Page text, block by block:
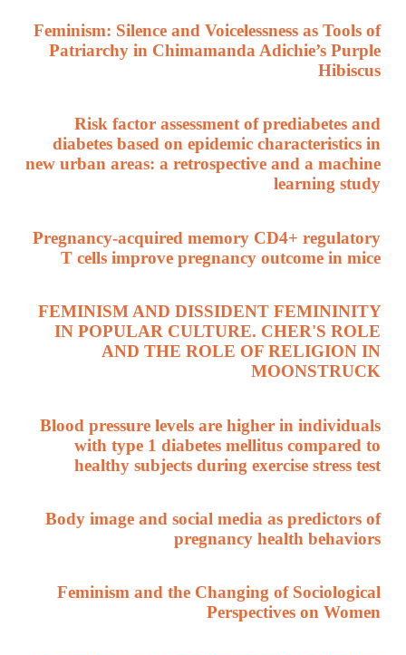
Feminism: Silence and Voicelessness as Tools of
Patriarchy in Chimamanda Adichie’s Purple
Hibiscus
Risk factor assessment of prediabetes and
diabetes based on epidemic characteristics in
new urban areas: a retrospective and a machine
learning study
Pregnancy-acquired memory CD4+ regulatory
T cells improve pregnancy outcome in mice
FEMINISM AND DISSIDENT FEMININITY
IN POPULAR CULTURE. CHER'S ROLE
AND THE ROLE OF RELIGION IN
MOONSTRUCK
Blood pressure levels are higher in individuals
with type 1 diabetes mellitus compared to
healthy subjects during exercise stress test
Body image and social media as predictors of
pregnancy health behaviors
Feminism and the Changing of Sociological
Perspectives on Women